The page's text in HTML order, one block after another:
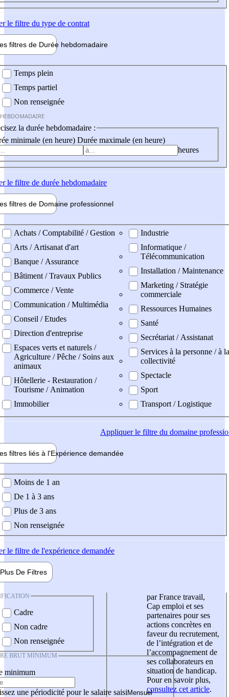
le filtre du type de contrat
filtres de Durée hebdomadaire
Temps plein
Temps partiel
Non renseignée
la durée hebdomadaire :
minimale (en heure) Durée maximale (en heure)
heures
le filtre de durée hebdomadaire
filtres de Domaine professionnel
professionel
Achats / Comptabilité / Gestion
Arts / Artisanat d'art
Banque / Assurance
Bâtiment / Travaux Publics
Commerce / Vente
Communication / Multimédia
Conseil / Etudes
Direction d'entreprise
Espaces verts et naturels /
Agriculture / Pêche / Soins aux
animaux
Hôtellerie - Restauration /
Tourisme / Animation
Immobilier
Industrie
Informatique /
Télécommunication
Installation / Maintenance
Marketing / Stratégie
commerciale
Ressources Humaines
Santé
Secrétariat / Assistanat
Services à la personne / à la
collectivité
Spectacle
Sport
Transport / Logistique
Appliquerle filtre du domaine
filtres liés à l'Expérience demandée
demandée
Moins de 1 an
De 1 à 3 ans
Plus de 3 ans
Non renseignée
le filtre de l'expérience demandée
Plus De Filtres
Cadre
Non cadre
Non renseignée
BRUT MINIMUM
minimum
une périodicité pour le salaire saisi
par France travail,
Cap emploi et ses
partenaires pour ses
actions concrètes en
faveur du recrutement,
de l’intégration et de
l’accompagnement de
ses collaborateurs en
situation de handicap.
Pour en savoir plus,
consultez cet article.